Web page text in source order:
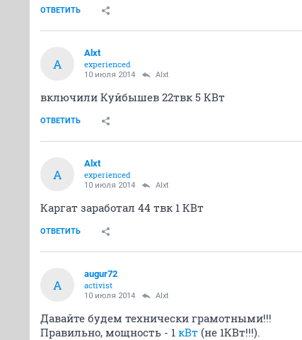
ОТВЕТИТЬ
A
Alxt
experienced
10 июля 2014 Alxt
включили Куйбышев 22твк 5 КВт
ОТВЕТИТЬ
A
Alxt
experienced
10 июля 2014 Alxt
Каргат заработал 44 твк 1 КВт
ОТВЕТИТЬ
A
augur72
activist
10 июля 2014 Alxt
Давайте будем технически грамотными!!!
Правильно, мощность - 1 кВт (не 1КВт!!!).